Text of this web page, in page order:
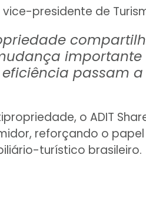
vice-presidente de
passam
o ADIT
reforçando o
turístico brasileiro.